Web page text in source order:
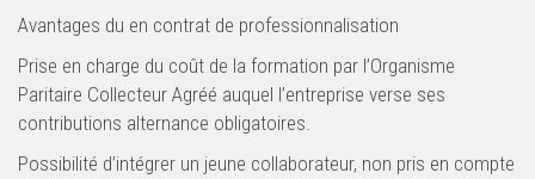
Avantages du en contrat de professionnalisation
Prise en charge du coût de la formation par l’Organisme
Paritaire Collecteur Agréé auquel l’entreprise verse ses
contributions alternance obligatoires.
Possibilité d’intégrer un jeune collaborateur, non pris en compte